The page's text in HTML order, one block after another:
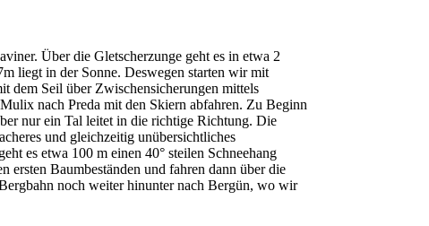
Über die Gletscherzunge geht es in etwa 2
liegt in der Sonne. Deswegen starten wir mit
dem Seil über Zwischensicherungen mittels
nach Preda mit den Skiern abfahren. Zu Beginn
nur ein Tal leitet in die richtige Richtung. Die
und gleichzeitig unübersichtliches
es etwa 100 m einen 40° steilen Schneehang
ersten Baumbeständen und fahren dann über die
noch weiter hinunter nach Bergün, wo wir